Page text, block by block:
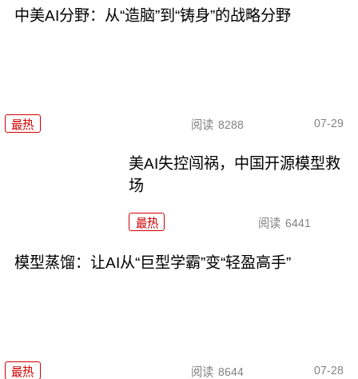
中美AI分野：从“造脑”到“铸身”的战略分野
最热 阅读 8288 07-29
美AI失控闯祸，中国开源模型救
场
最热 阅读 6441
模型蒸馏：让AI从“巨型学霸”变“轻盈高手”
最热 阅读 8644 07-28